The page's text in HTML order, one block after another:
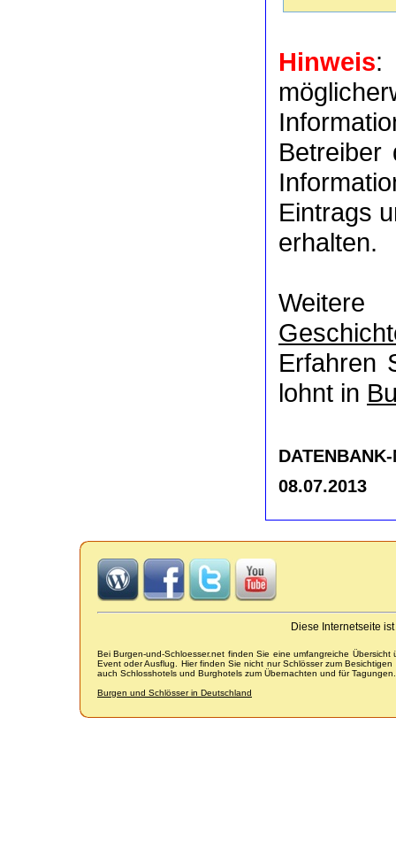
Hinweis:
Eintrags
erhalten.
Erfahren
lohnt in
08.07.2013
Diese Internetseite
Bei Burgen-und-Schloesser.net finden Sie eine umfangreiche
Event oder Ausflug. Hier finden Sie nicht nur Schlösser zum
auch Schlosshotels und Burghotels zum Übernachten und für Tagungen.
Burgen und Schlösser in Deutschland